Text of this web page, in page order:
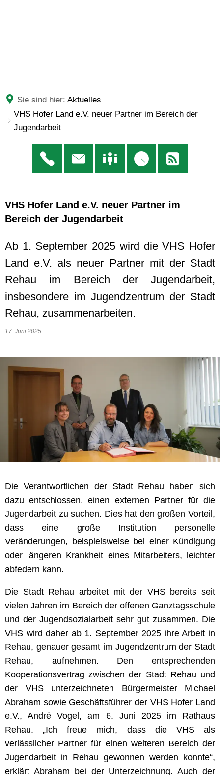
Sie sind hier: Aktuelles
VHS Hofer Land e.V. neuer Partner im Bereich der
Jugendarbeit
VHS Hofer Land e.V. neuer Partner im
Bereich der Jugendarbeit
Ab 1. September 2025 wird die VHS Hofer
Land e.V. als neuer Partner mit der Stadt
Rehau im Bereich der Jugendarbeit,
insbesondere im Jugendzentrum der Stadt
Rehau, zusammenarbeiten.
17. Juni 2025
Die Verantwortlichen der Stadt Rehau haben sich
dazu entschlossen, einen externen Partner für die
Jugendarbeit zu suchen. Dies hat den großen Vorteil,
dass eine große Institution personelle
Veränderungen, beispielsweise bei einer Kündigung
oder längeren Krankheit eines Mitarbeiters, leichter
abfedern kann.
Die Stadt Rehau arbeitet mit der VHS bereits seit
vielen Jahren im Bereich der offenen Ganztagsschule
und der Jugendsozialarbeit sehr gut zusammen. Die
VHS wird daher ab 1. September 2025 ihre Arbeit in
Rehau, genauer gesamt im Jugendzentrum der Stadt
Rehau, aufnehmen. Den entsprechenden
Kooperationsvertrag zwischen der Stadt Rehau und
der VHS unterzeichneten Bürgermeister Michael
Abraham sowie Geschäftsführer der VHS Hofer Land
e.V., André Vogel, am 6. Juni 2025 im Rathaus
Rehau. „Ich freue mich, dass die VHS als
verlässlicher Partner für einen weiteren Bereich der
Jugendarbeit in Rehau gewonnen werden konnte“,
erklärt Abraham bei der Unterzeichnung. Auch der